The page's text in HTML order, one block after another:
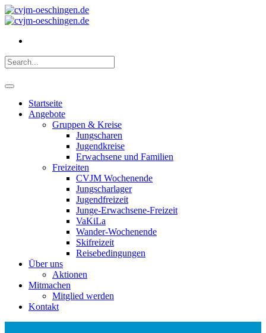
Startseite
Angebote
Gruppen & Kreise
Jungscharen
Jugendkreise
Erwachsene und Familien
Freizeiten
CVJM Wochenende
Jungscharlager
Jugendfreizeit
Junge-Erwachsene-Freizeit
VaKiLa
Wander-Wochenende
Skifreizeit
Reisebedingungen
Über uns
Aktionen
Mitmachen
Mitglied werden
Kontakt